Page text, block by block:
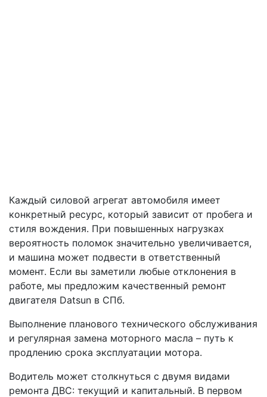
Каждый силовой агрегат автомобиля имеет
конкретный ресурс, который зависит от пробега и
стиля вождения. При повышенных нагрузках
вероятность поломок значительно увеличивается,
и машина может подвести в ответственный
момент. Если вы заметили любые отклонения в
работе, мы предложим качественный ремонт
двигателя Datsun в СПб.
Выполнение планового технического обслуживания
и регулярная замена моторного масла – путь к
продлению срока эксплуатации мотора.
Водитель может столкнуться с двумя видами
ремонта ДВС: текущий и капитальный. В первом